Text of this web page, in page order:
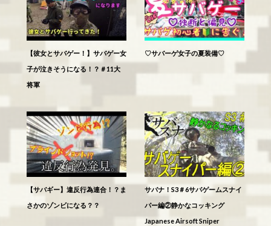
【彼女とサバゲー！】サバゲー女
子が泣きそうになる！？＃11大
将軍
♡サバーゲ女子の夏装備♡
【サバギー】違反行為連合！？ま
さかのゾンビになる？？
サバナ！S3＃6サバゲームスナイ
パー編②静かなコッキング
Japanese Airsoft Sniper